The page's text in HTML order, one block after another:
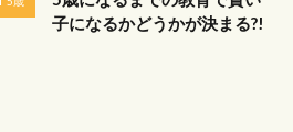
子になるかどうかが決まる?!